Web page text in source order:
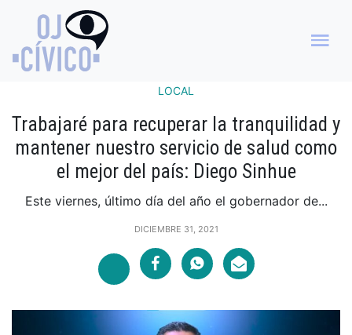
LOCAL
Trabajaré para recuperar la tranquilidad y
mantener nuestro servicio de salud como
el mejor del país: Diego Sinhue
Este viernes, último día del año el gobernador de...
DICIEMBRE 31, 2021